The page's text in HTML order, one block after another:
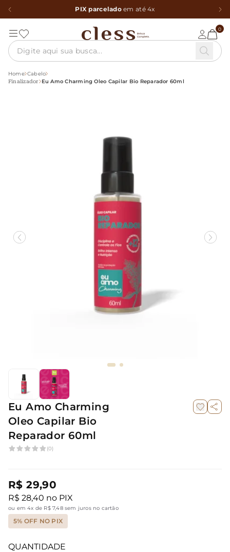
PIX parceladoem até 4x
0
Home Cabelo
Finalizador Eu Amo Charming Oleo Capilar Bio Reparador 60ml
Eu Amo Charming
Oleo Capilar Bio
Reparador 60ml
(0)
R$ 29,90
R$ 28,40 no PIX
ou em 4x de R$ 7,48 sem juros no cartão
5% OFF NO PIX
QUANTIDADE